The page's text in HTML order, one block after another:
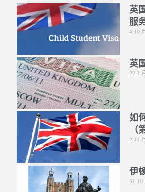
英
服
4 10
英
22 2
如
（
2 11
伊
31 10